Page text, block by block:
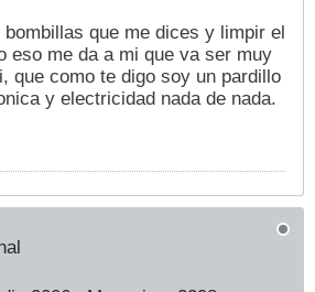
que me dices y limpir el
eso me da a mi que va ser muy
que como te digo soy un pardillo
y electricidad nada de nada.